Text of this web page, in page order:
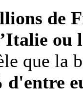
de
ou
que la
d'entre